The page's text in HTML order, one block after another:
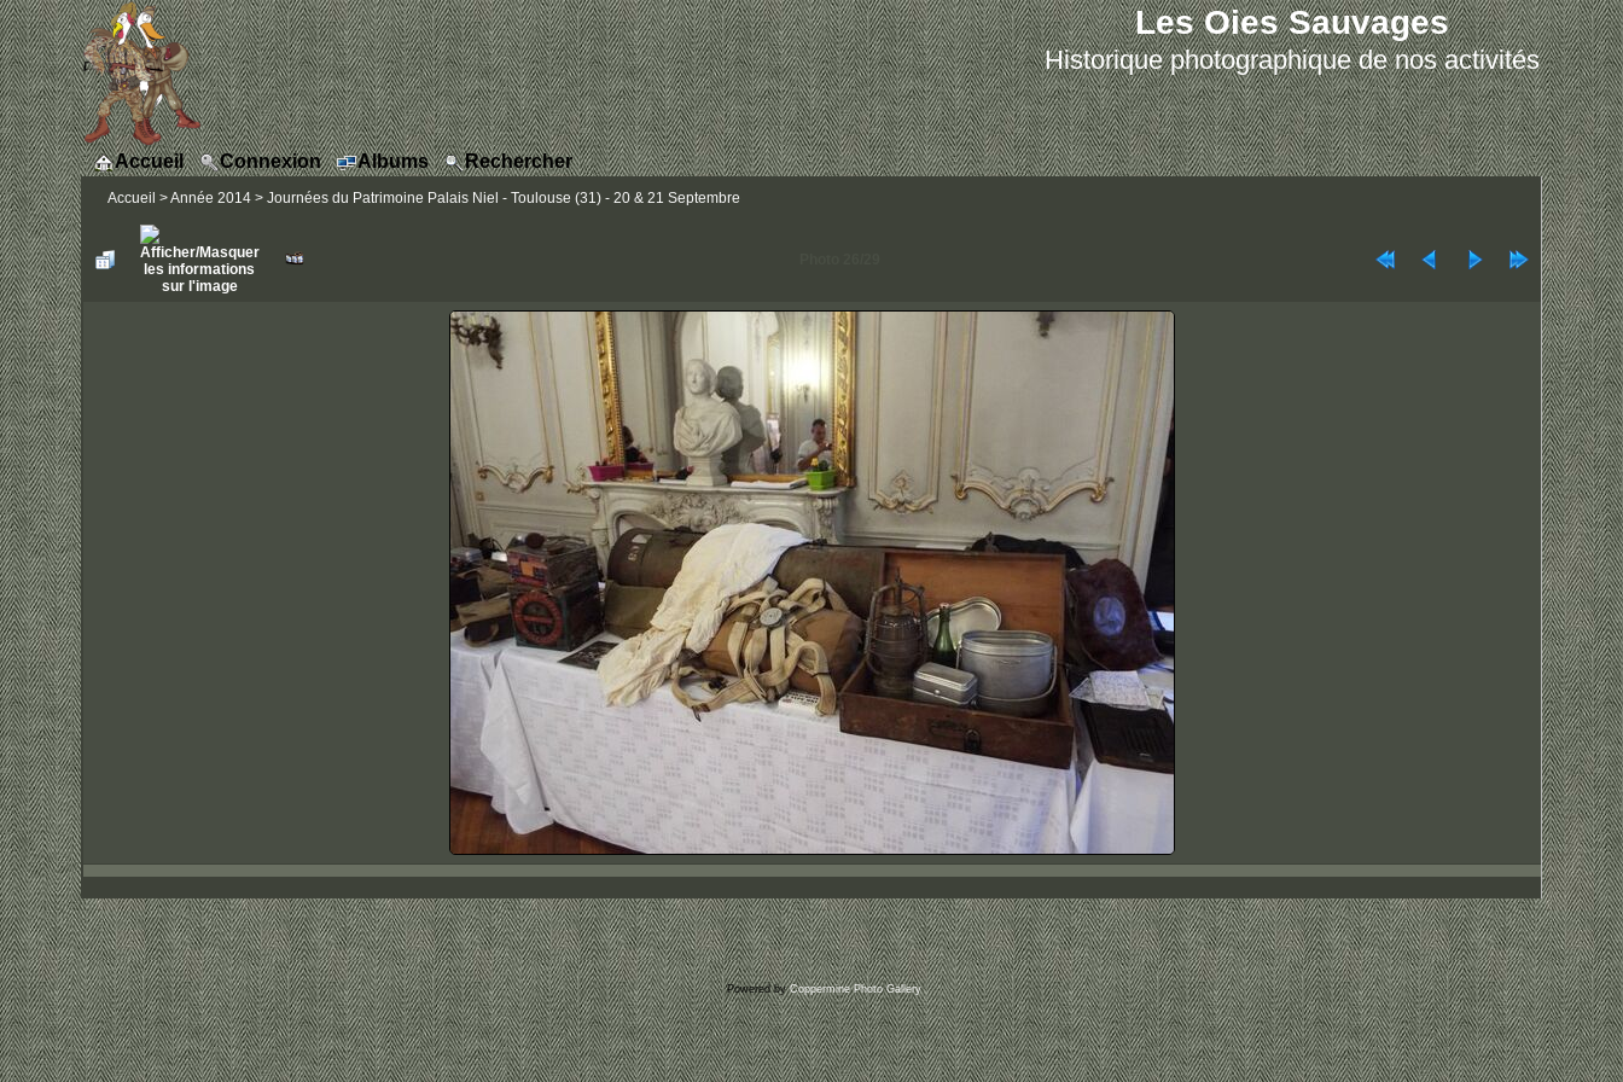
Les Oies Sauvages
Historique photographique de nos activités
Accueil Connexion Albums Rechercher
Accueil >Année 2014> Journées du Patrimoine Palais Niel - Toulouse (31) - 20 & 21 Septembre
Powered byCoppermine Photo Gallery